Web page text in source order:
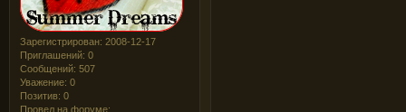
Зарегистрирован: 2008-12-17
Приглашений: 0
Сообщений: 507
Уважение: 0
Позитив: 0
Провел на форуме: